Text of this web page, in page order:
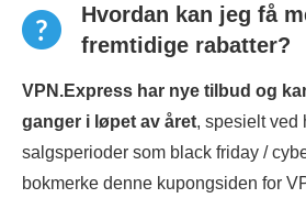
Hvordan kan jeg få
fremtidige rabatter?
VPN.Express har nye tilbud og
ganger i løpet av året, spesielt ved
salgsperioder som black friday /
bokmerke denne kupongsiden for